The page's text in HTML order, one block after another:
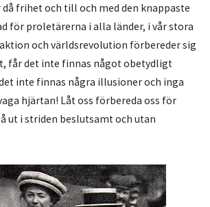
då frihet och till och med den knappaste
för proletärerna i alla länder, i vår stora
och världsrevolution förbereder sig
får det inte finnas något obetydligt
inte finnas några illusioner och inga
hjärtan! Låt oss förbereda oss för
ut i striden beslutsamt och utan